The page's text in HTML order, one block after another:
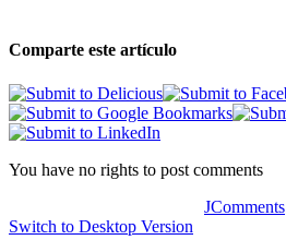
Comparte este artículo
You have no rights to post comments
JComments
Switch to Desktop Version